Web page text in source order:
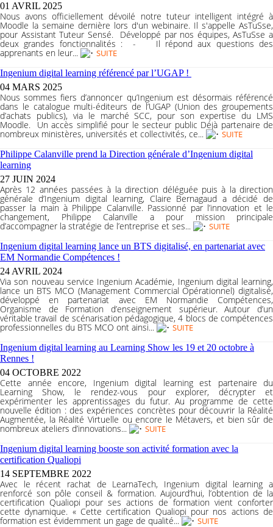
01 AVRIL 2025
Nous avons officiellement dévoilé notre tuteur intelligent intégré à
Moodle la semaine dernière lors d'un webinaire. Il s'appelle AsTuSse,
pour Assistant Tuteur Sensé. Développé par nos équipes, AsTuSse a
deux grandes fonctionnalités : - Il répond aux questions des
apprenants en leur... SUITE
Ingenium digital learning référencé par l’UGAP !
04 MARS 2025
Nous sommes fiers d’annoncer qu’Ingenium est désormais référencé
dans le catalogue multi-éditeurs de l’UGAP (Union des groupements
d’achats publics), via le marché SCC, pour son expertise du LMS
Moodle. Un accès simplifié pour le secteur public Déjà partenaire de
nombreux ministères, universités et collectivités, ce... SUITE
Philippe Calanville prend la Direction générale d’Ingenium digital
learning
27 JUIN 2024
Après 12 années passées à la direction déléguée puis à la direction
générale d’Ingenium digital learning, Claire Bernagaud a décidé de
passer la main à Philippe Calanville. Passionné par l’innovation et le
changement, Philippe Calanville a pour mission principale
d’accompagner la stratégie de l’entreprise et ses... SUITE
Ingenium digital learning lance un BTS digitalisé, en partenariat avec
EM Normandie Compétences !
24 AVRIL 2024
Via son nouveau service Ingenium Académie, Ingenium digital learning,
lance un BTS MCO (Management Commercial Opérationnel) digitalisé,
développé en partenariat avec EM Normandie Compétences,
Organisme de Formation d’enseignement supérieur. Autour d’un
véritable travail de scénarisation pédagogique, 4 blocs de compétences
professionnelles du BTS MCO ont ainsi... SUITE
Ingenium digital learning au Learning Show les 19 et 20 octobre à
Rennes !
04 OCTOBRE 2022
Cette année encore, Ingenium digital learning est partenaire du
Learning Show, le rendez-vous pour explorer, décrypter et
expérimenter les apprentissages du futur. Au programme de cette
nouvelle édition : des expériences concrètes pour découvrir la Réalité
Augmentée, la Réalité Virtuelle ou encore le Métavers, et bien sûr de
nombreux ateliers d’innovations... SUITE
Ingenium digital learning booste son activité formation avec la
certification Qualiopi
14 SEPTEMBRE 2022
Avec le récent rachat de LearnaTech, Ingenium digital learning a
renforcé son pôle conseil & formation. Aujourd’hui, l’obtention de la
certification Qualiopi pour ses actions de formation vient conforter
cette dynamique. « Cette certification Qualiopi pour nos actions de
formation est évidemment un gage de qualité... SUITE